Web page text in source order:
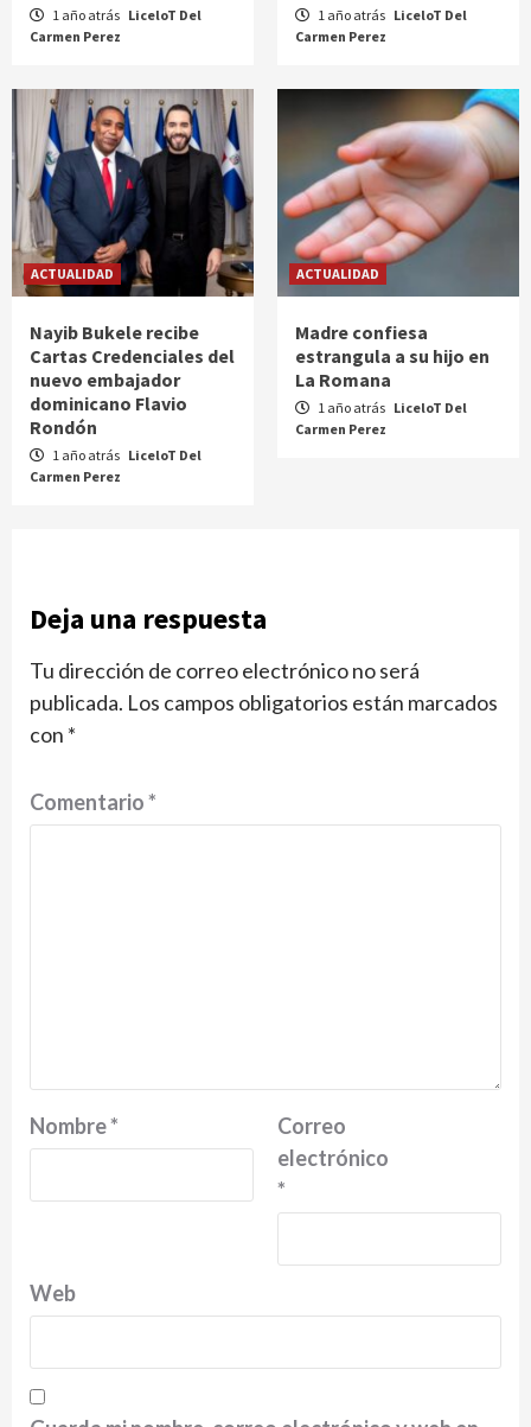
1 año atrás LiceloT Del
Carmen Perez
1 año atrás LiceloT Del
Carmen Perez
ACTUALIDAD
Nayib Bukele recibe
Cartas Credenciales del
nuevo embajador
dominicano Flavio
Rondón
1 año atrás LiceloT Del
Carmen Perez
ACTUALIDAD
Madre confiesa
estrangula a su hijo en
La Romana
1 año atrás LiceloT Del
Carmen Perez
Deja una respuesta
Tu dirección de correo electrónico no será
publicada. Los campos obligatorios están marcados
con *
Comentario*
Nombre*
Correo
electrónico
*
Web